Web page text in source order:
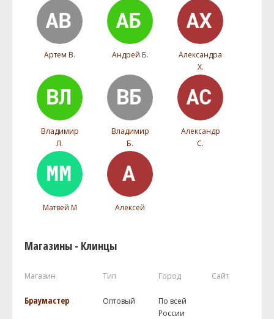
Артем В. Андрей Б.
Александра
Х.
Владимир
Л.
Владимир
Б.
Александр
С.
Матвей М Алексей
Магазины - Клинцы
Магазин Тип Город Сайт
Браумастер Оптовый
По всей
России